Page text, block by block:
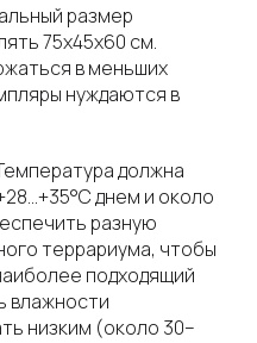
размер
75х45х60 см.
в меньших
нуждаются в
должна
днем и около
разную
террариума, чтобы
подходящий
влажности
низким (около 30–